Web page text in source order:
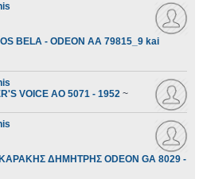
BELA - ODEON AA 79815_9 kai
VOICE AO 5071 - 1952 ~
ΔΗΜΗΤΡΗΣ ODEON GA 8029 -